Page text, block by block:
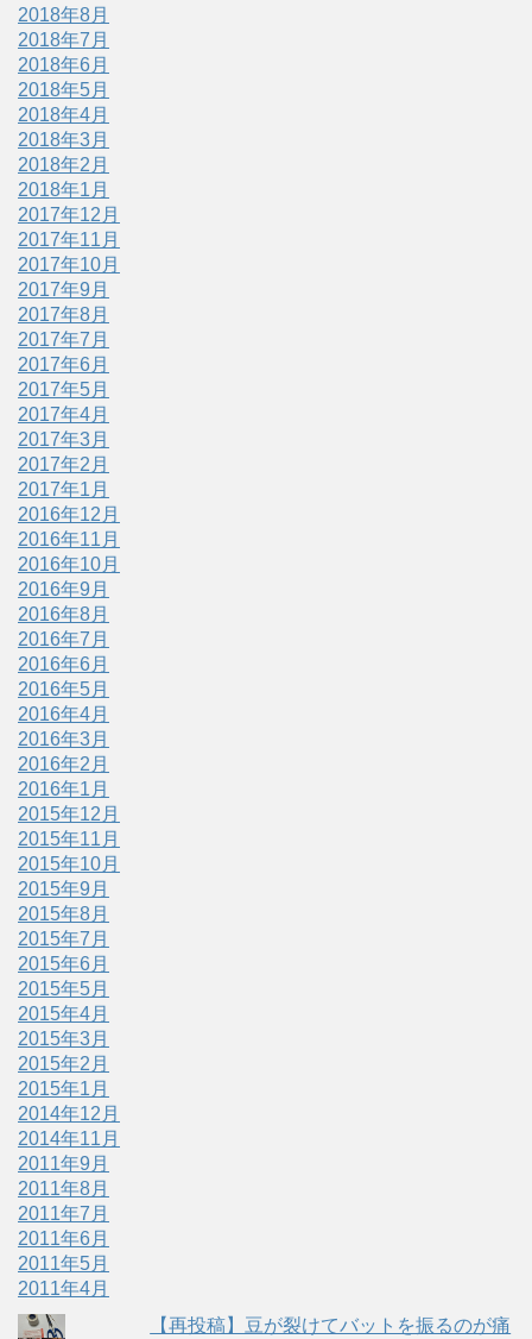
2018年8月
2018年7月
2018年6月
2018年5月
2018年4月
2018年3月
2018年2月
2018年1月
2017年12月
2017年11月
2017年10月
2017年9月
2017年8月
2017年7月
2017年6月
2017年5月
2017年4月
2017年3月
2017年2月
2017年1月
2016年12月
2016年11月
2016年10月
2016年9月
2016年8月
2016年7月
2016年6月
2016年5月
2016年4月
2016年3月
2016年2月
2016年1月
2015年12月
2015年11月
2015年10月
2015年9月
2015年8月
2015年7月
2015年6月
2015年5月
2015年4月
2015年3月
2015年2月
2015年1月
2014年12月
2014年11月
2011年9月
2011年8月
2011年7月
2011年6月
2011年5月
2011年4月
【再投稿】豆が裂けてバットを振るのが痛